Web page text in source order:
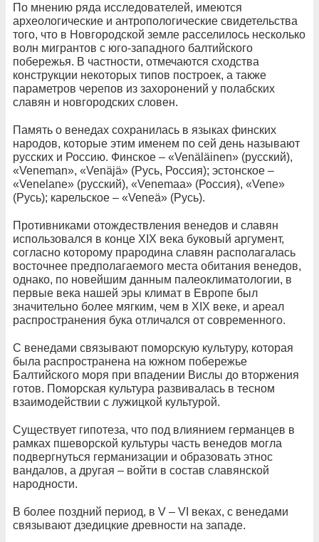
По мнению ряда исследователей, имеются
археологические и антропологические свидетельства
того, что в Новгородской земле расселилось несколько
волн мигрантов с юго-западного балтийского
побережья. В частности, отмечаются сходства
конструкции некоторых типов построек, а также
параметров черепов из захоронений у полабских
славян и новгородских словен.
Память о венедах сохранилась в языках финских
народов, которые этим именем по сей день называют
русских и Россию. Финское – «Venäläinen» (русский),
«Veneman», «Venäjä» (Русь, Россия); эстонское –
«Venelane» (русский), «Venemaa» (Россия), «Vene»
(Русь); карельское – «Veneä» (Русь).
Противниками отождествления венедов и славян
использовался в конце XIX века буковый аргумент,
согласно которому прародина славян располагалась
восточнее предполагаемого места обитания венедов,
однако, по новейшим данным палеоклиматологии, в
первые века нашей эры климат в Европе был
значительно более мягким, чем в XIX веке, и ареал
распространения бука отличался от современного.
С венедами связывают поморскую культуру, которая
была распространена на южном побережье
Балтийского моря при впадении Вислы до вторжения
готов. Поморская культура развивалась в тесном
взаимодействии с лужицкой культурой.
Существует гипотеза, что под влиянием германцев в
рамках пшеворской культуры часть венедов могла
подвергнуться германизации и образовать этнос
вандалов, а другая – войти в состав славянской
народности.
В более поздний период, в V – VI веках, с венедами
связывают дзедицкие древности на западе.